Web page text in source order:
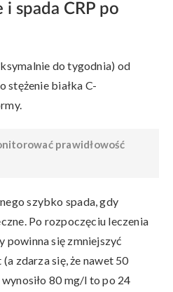
i spada CRP po
do tygodnia) od
stężenie białka C-
prawidłowość
szybko spada, gdy
Po rozpoczęciu leczenia
powinna się zmniejszyć
zdarza się, że nawet 50
80 mg/l to po 24